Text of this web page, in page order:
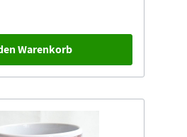
Warenkorb